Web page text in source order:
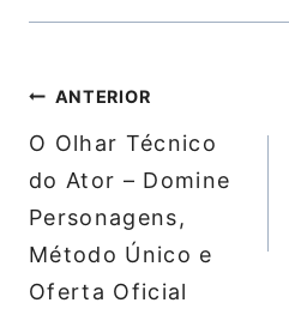
Navegação
de
Post
ANTERIOR
O Olhar Técnico
do Ator – Domine
Personagens,
Método Único e
Oferta Oficial